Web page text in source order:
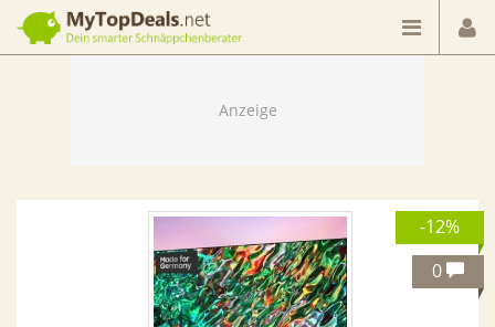
Dein smarter Schnäppchenberater
-12%
0